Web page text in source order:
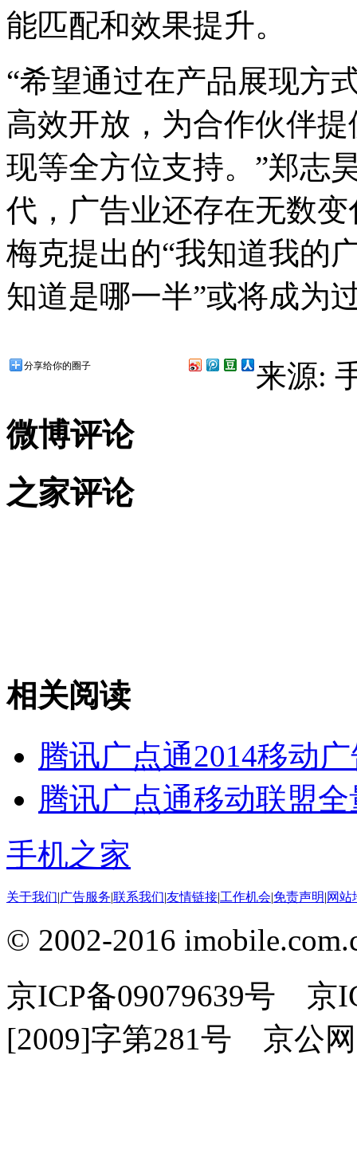
能匹配和效果提升。
“希望通过在产品展现方
高效开放，为合作伙伴
现等全方位支持。”郑志
代，广告业还存在无数
梅克提出的“我知道我的
知道是哪一半”或将成为
分享给你的圈子 来源:
微博评论
之家评论
相关阅读
腾讯广点通2014移动
腾讯广点通移动联盟
手机之家
关于我们|广告服务|联系我们|友情链接|工作机会|免责声明|网站
© 2002-2016
京ICP备09079639号 京
[2009]字第281号 京公网